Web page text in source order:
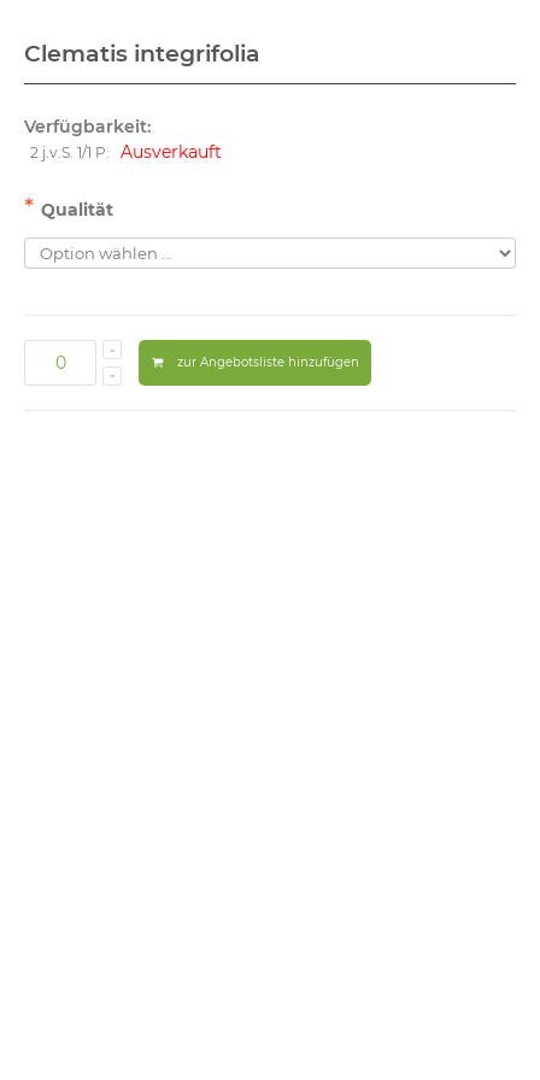
Clematis integrifolia
Verfügbarkeit:
2 j.v.S. 1/1 P: Ausverkauft
* Qualität
zur Angebotsliste hinzufügen